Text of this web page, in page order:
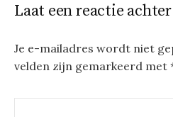
Laat een reactie achter
Je e-mailadres wordt niet
velden zijn gemarkeerd met